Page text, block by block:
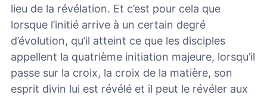
lieu de la révélation. Et c’est pour cela que
lorsque l’initié arrive à un certain degré
d’évolution, qu’il atteint ce que les disciples
appellent la quatrième initiation majeure, lorsqu’il
passe sur la croix, la croix de la matière, son
esprit divin lui est révélé et il peut le révéler aux